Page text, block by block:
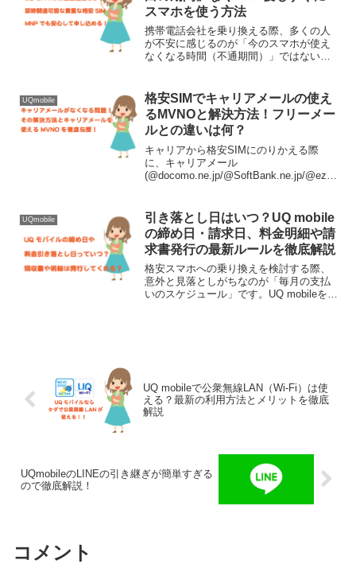
スマホを使う方法
携帯電話会社を乗り換える際、多くの人
が不安に感じるのが「今のスマホが使え
なくなる時間（不通期間）」ではないで
えない「空白の期間」ができると思われ
がちですが、現在のUQ...
UQmobile
格安SIMでキャリアメールの使え
るMVNOと解決方法！フリーメー
ルとの違いは何？
キャリアから格安SIMにのりかえる際
に、キャリアメール
(@docomo.ne.jp/@SoftBank.ne.jp/@ezw
メールの違いに大きなデメリットを感...
UQmobile
引き落とし日はいつ？UQ mobile
の締め日・請求日、料金明細や請
求書発行の最新ルールを徹底解説
格安スマホへの乗り換えを検討する際、
意外と見落としがちなのが「毎月の支払
いのスケジュール」です。UQ mobileを利
UQ mobileで公衆無線LAN（Wi-Fi）は使
える？最新の利用方法とメリットを徹底
解説
UQmobileのLINEの引き継ぎが簡単すぎる
ので徹底解説！
コメント